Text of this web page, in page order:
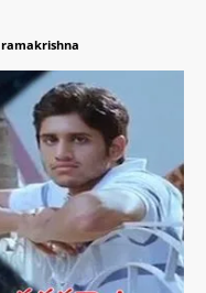
ramakrishna